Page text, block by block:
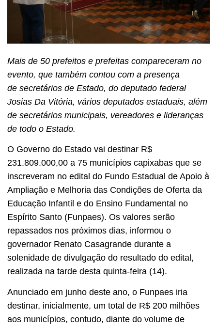
Mais de 50 prefeitos e prefeitas compareceram no
evento, que também contou com a presença
de secretários de Estado, do deputado federal
Josias Da Vitória, vários deputados estaduais, além
de secretários municipais, vereadores e lideranças
de todo o Estado.
O Governo do Estado vai destinar R$
231.809.000,00 a 75 municípios capixabas que se
inscreveram no edital do Fundo Estadual de Apoio à
Ampliação e Melhoria das Condições de Oferta da
Educação Infantil e do Ensino Fundamental no
Espírito Santo (Funpaes). Os valores serão
repassados nos próximos dias, informou o
governador Renato Casagrande durante a
solenidade de divulgação do resultado do edital,
realizada na tarde desta quinta-feira (14).
Anunciado em junho deste ano, o Funpaes iria
destinar, inicialmente, um total de R$ 200 milhões
aos municípios, contudo, diante do volume de